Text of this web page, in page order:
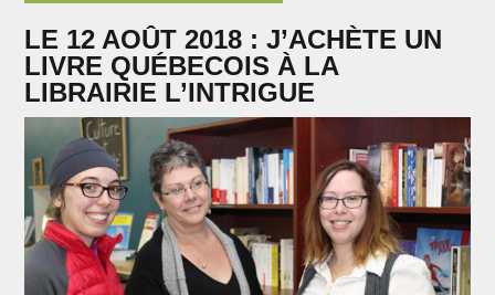
LE 12 AOÛT 2018 : J’ACHÈTE UN
LIVRE QUÉBECOIS À LA
LIBRAIRIE L’INTRIGUE